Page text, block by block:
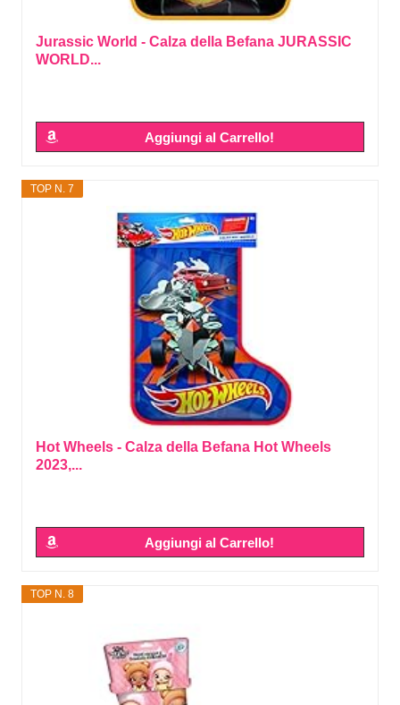
Jurassic World - Calza della Befana JURASSIC
WORLD...
Aggiungi al Carrello!
TOP N. 7
Hot Wheels - Calza della Befana Hot Wheels
2023,...
Aggiungi al Carrello!
TOP N. 8